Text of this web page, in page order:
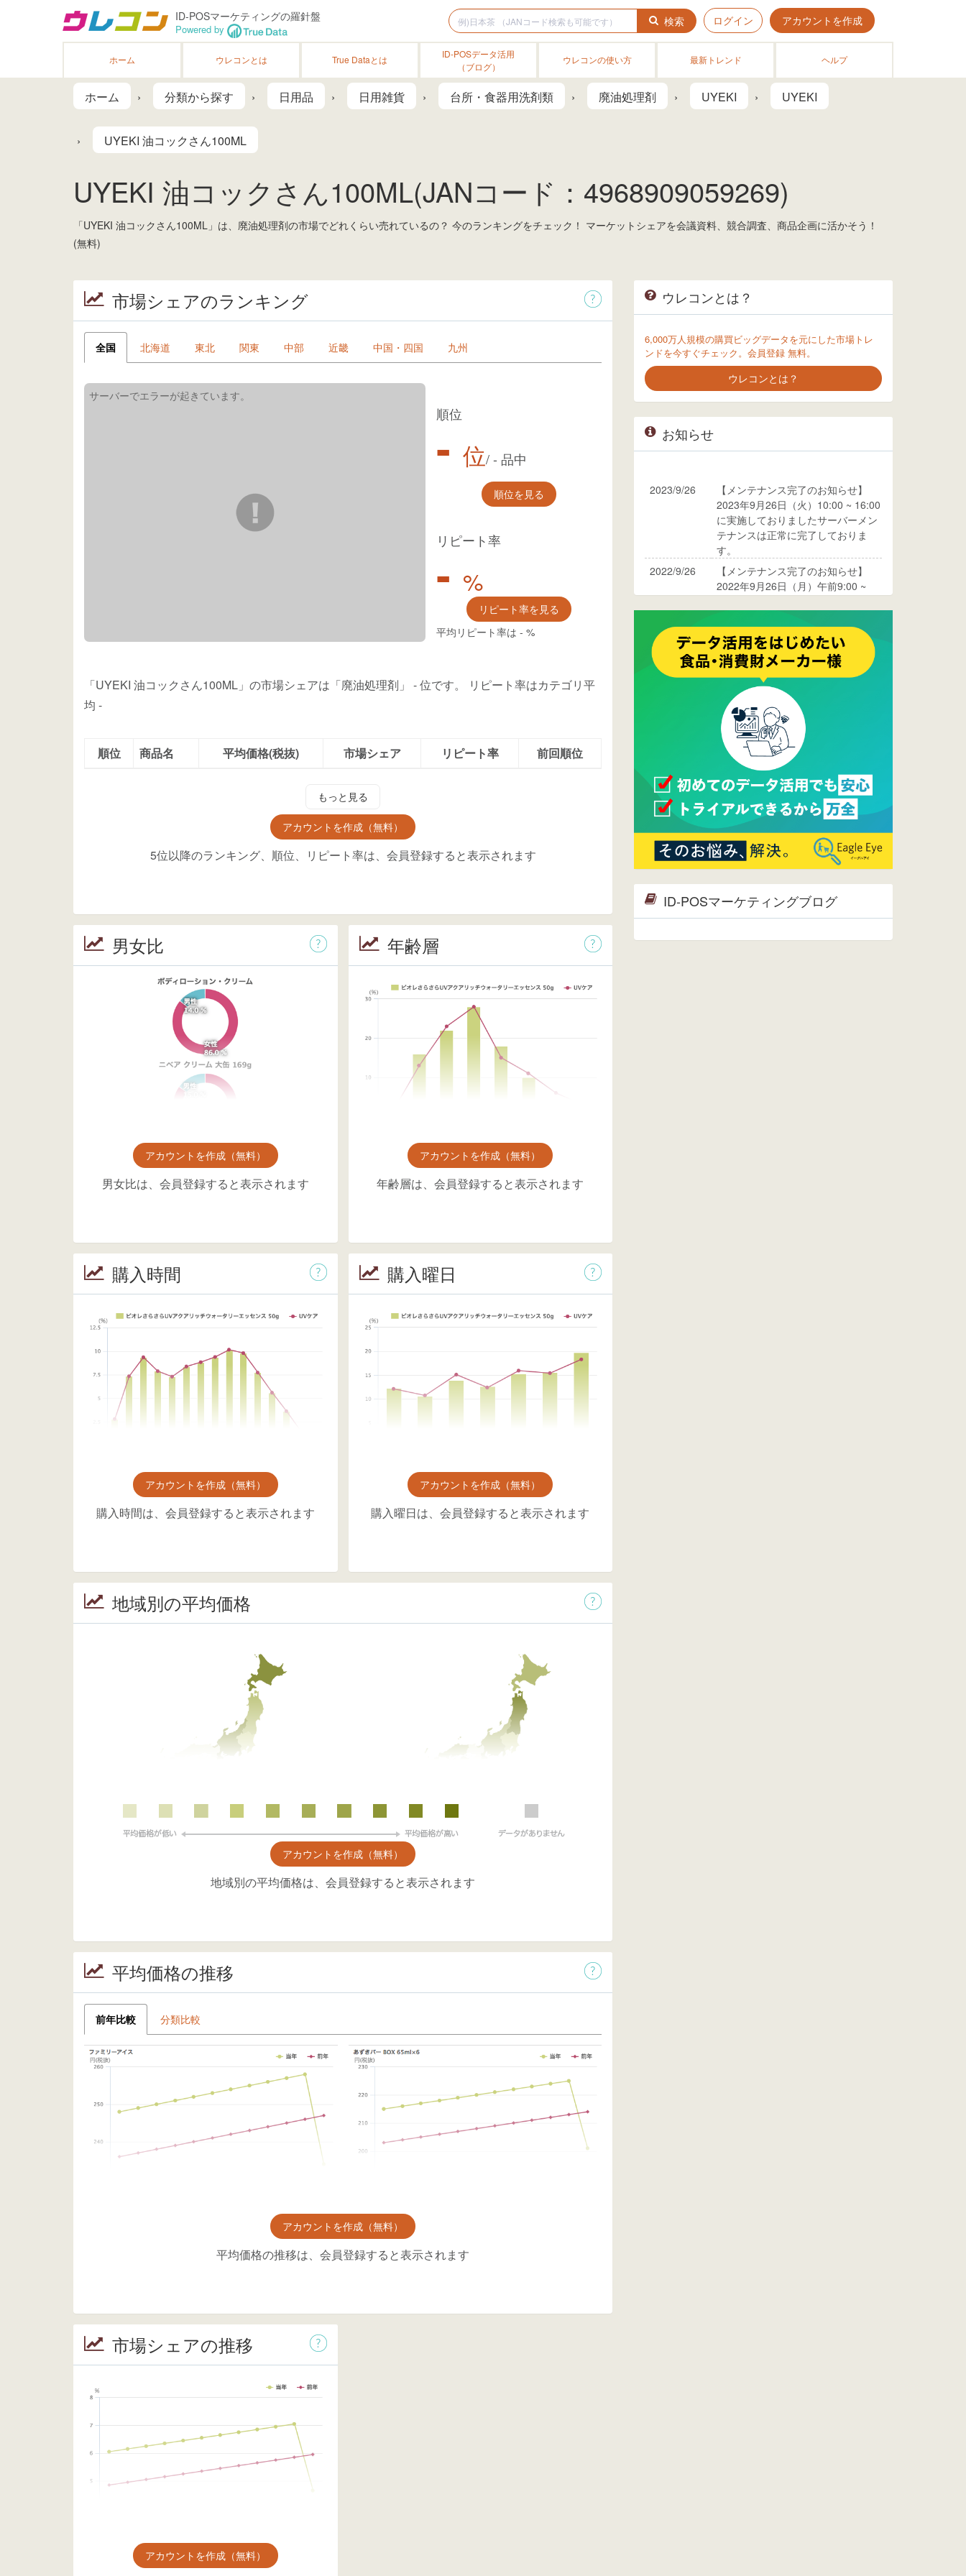
ID-POSマーケティングの羅針盤
Powered by
検索 ログイン アカウントを作成
ホーム ウレコンとは True Dataとは
ID-POSデータ活用
（ブログ）
ウレコンの使い方 最新トレンド ヘルプ
ホーム 分類から探す 日用品 日用雑貨 台所・食器用洗剤類 廃油処理剤 UYEKI UYEKI
UYEKI 油コックさん100ML
UYEKI 油コックさん100ML(JANコード：4968909059269)
「UYEKI 油コックさん100ML」は、廃油処理剤の市場でどれくらい売れているの？ 今のランキングをチェック！ マーケットシェアを会議資料、競合調査、商品企画に活かそう！
(無料)
市場シェアのランキング
全国 北海道 東北 関東 中部 近畿 中国・四国 九州
順位
- 位/- 品中
順位を見る
リピート率
- %
リピート率を見る
平均リピート率は - %
「UYEKI 油コックさん100ML」の市場シェアは「廃油処理剤」 -位です。
リピート率はカテゴリ平
均 -
順位 商品名 平均価格(税抜) 市場シェア リピート率 前回順位
もっと見る
アカウントを作成（無料）
5位以降のランキング、順位、リピート率は、会員登録すると表示されます
男女比
アカウントを作成（無料）
男女比は、会員登録すると表示されます
年齢層
アカウントを作成（無料）
年齢層は、会員登録すると表示されます
購入時間
アカウントを作成（無料）
購入時間は、会員登録すると表示されます
購入曜日
アカウントを作成（無料）
購入曜日は、会員登録すると表示されます
地域別の平均価格
アカウントを作成（無料）
地域別の平均価格は、会員登録すると表示されます
平均価格の推移
前年比較 分類比較
アカウントを作成（無料）
平均価格の推移は、会員登録すると表示されます
市場シェアの推移
アカウントを作成（無料）
ウレコンとは？
6,000万人規模の購買ビッグデータを元にした市場トレ
ンドを今すぐチェック。会員登録 無料。
ウレコンとは？
お知らせ
2023/9/26
【メンテナンス完了のお知らせ】
2023年9月26日（火）10:00 ~ 16:00
に実施しておりましたサーバーメン
テナンスは正常に完了しておりま
す。
2022/9/26
【メンテナンス完了のお知らせ】
2022年9月26日（月）午前9:00 ~
ります。
2017/05/17
ウレコンでブログ掲載が始まりまし
た。ぜひご覧ください。
ウレコンのサイト機能を大幅バージ
ョンアップ。詳細はこちら。⇒
ページへ
ウレコンが機能拡充し、サイトリニ
ューアルしました。⇒
Facebook
2015/04/30
Facebookページを開設しました。
詳細はこちら。
2015/04/20
ウレコンサイトリリースしました。
ID-POSマーケティングブログ